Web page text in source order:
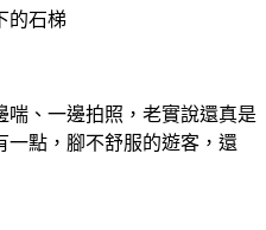
的石梯
、一邊拍照，老實說還真是
一點，腳不舒服的遊客，還